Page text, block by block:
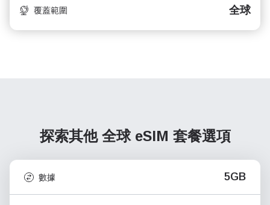
覆蓋範圍 全球
探索其他 全球 eSIM 套餐選項
數據 5GB